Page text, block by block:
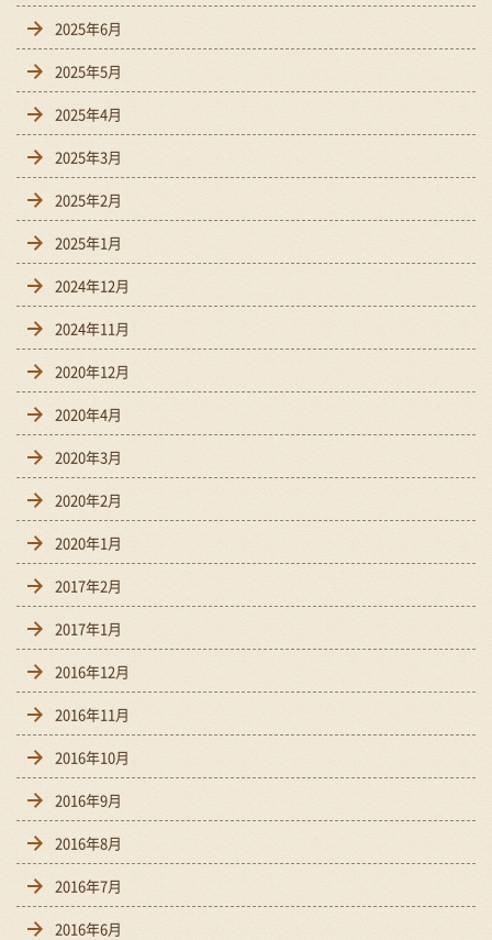
2025年6月
2025年5月
2025年4月
2025年3月
2025年2月
2025年1月
2024年12月
2024年11月
2020年12月
2020年4月
2020年3月
2020年2月
2020年1月
2017年2月
2017年1月
2016年12月
2016年11月
2016年10月
2016年9月
2016年8月
2016年7月
2016年6月